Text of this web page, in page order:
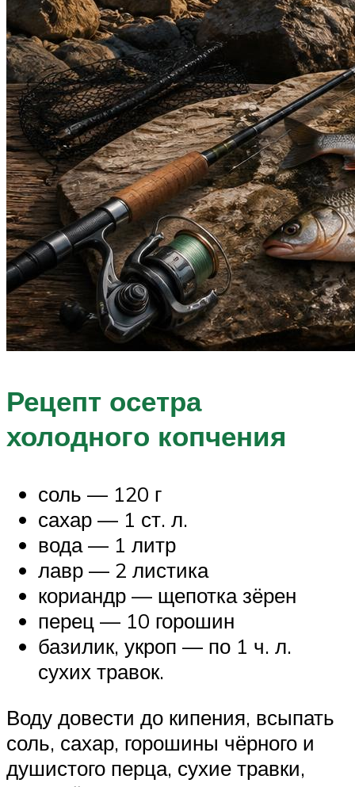
Рецепт осетра
холодного копчения
соль — 120 г
сахар — 1 ст. л.
вода — 1 литр
лавр — 2 листика
кориандр — щепотка зёрен
перец — 10 горошин
базилик, укроп — по 1 ч. л.
сухих травок.
Воду довести до кипения, всыпать
соль, сахар, горошины чёрного и
душистого перца, сухие травки,